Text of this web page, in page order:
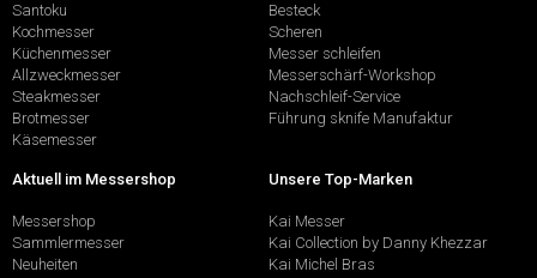
Santoku
Kochmesser
Küchenmesser
Allzweckmesser
Steakmesser
Brotmesser
Käsemesser
Besteck
Scheren
Messer schleifen
Messerschärf-Workshop
Nachschleif-Service
Führung sknife Manufaktur
Aktuell im Messershop
Messershop
Sammlermesser
Neuheiten
Unsere Top-Marken
Kai Messer
Kai Collection by Danny Khezzar
Kai Michel Bras